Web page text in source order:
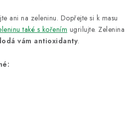
ani na zeleninu. Dopřejte si k masu
také s kořením ugrilujte. Zelenina
vám antioxidanty.